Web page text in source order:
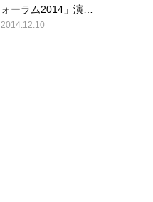
ォーラム2014」演…
2014.12.10